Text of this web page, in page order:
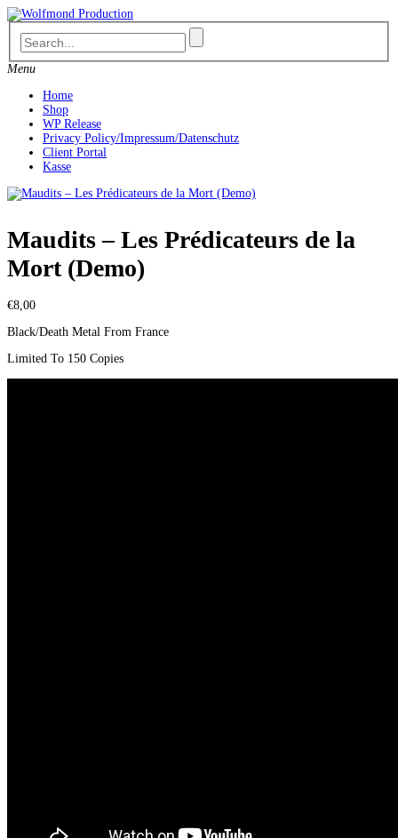
Skip
to
content
Menu
Home
Shop
WP Release
Privacy Policy/Impressum/Datenschutz
Client Portal
Kasse
Maudits ‎– Les Prédicateurs de la
Mort (Demo)
€8,00
Black/Death Metal From France
Limited To 150 Copies